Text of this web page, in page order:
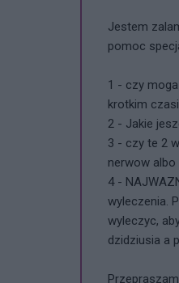
Jestem
pomoc
1 - czy
krotkim
2 - Jakie
3 - czy te 2
nerwow
4 -
wyleczenia.
wyleczyc,
dzidziusia a